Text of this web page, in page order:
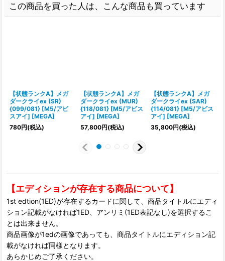
この商品を買った人は、こんな商品も買っています
【状態ランクA】メガ
ダークライex (SR)
{099/081} [M5/アビ
スアイ] [MEGA]
780円(税込)
【状態ランクA】メガ
ダークライex (MUR)
{118/081} [M5/アビス
アイ] [MEGA]
57,800円(税込)
【状態ランクA】メガ
ダークライex (SAR)
{114/081} [M5/アビス
アイ] [MEGA]
35,800円(税込)
【エディションが存在する商品について】
1st edtion(1ED)が存在するカードに関して、商品タイトルにエディ
ション記載がなければ1ED、アンリミ(1ED表記なし)を選択するこ
とは出来ません。
商品画像が1edの画像であっても、商品タイトルにエディション記
載がなければ同様となります。
あらかじめご了承ください。